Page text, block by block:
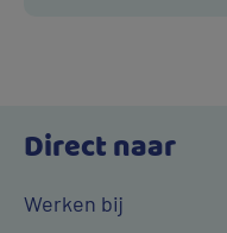
Direct naar
Werken bij